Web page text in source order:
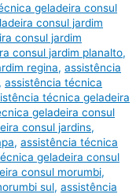
geladeira consul
consul jardim
consul jardim
consul jardim planalto,
regina,assistência
,assistência técnica
técnica geladeira
geladeira consul
consul jardins,
,assistência técnica
geladeira consul
consul morumbi,
sul,assistência